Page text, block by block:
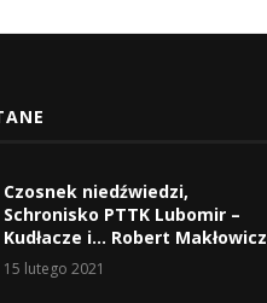
Czosnek niedźwiedzi,
Schronisko PTTK Lubomir –
Kudłacze i… Robert Makłowicz
15 lutego 2021